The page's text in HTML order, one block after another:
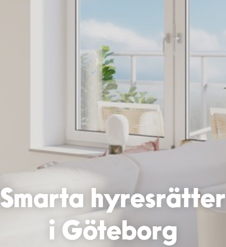
Smarta hyresrätter
i Göteborg